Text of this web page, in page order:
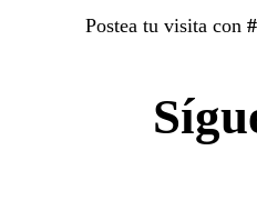
Postea tu visita con